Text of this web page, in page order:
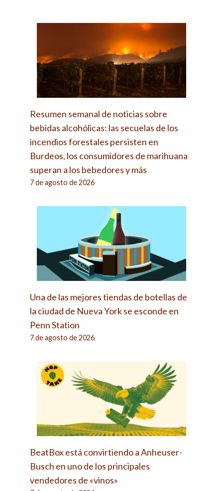
Resumen semanal de noticias sobre
bebidas alcohólicas: las secuelas de los
incendios forestales persisten en
Burdeos, los consumidores de marihuana
superan a los bebedores y más
7 de agosto de 2026
Una de las mejores tiendas de botellas de
la ciudad de Nueva York se esconde en
Penn Station
7 de agosto de 2026
BeatBox está convirtiendo a Anheuser-
Busch en uno de los principales
vendedores de «vinos»